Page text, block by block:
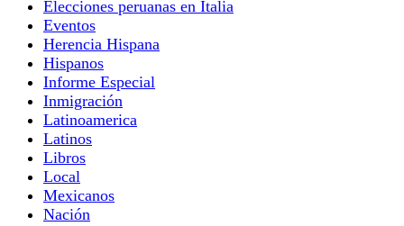
Elecciones peruanas en Italia
Eventos
Herencia Hispana
Hispanos
Informe Especial
Inmigración
Latinoamerica
Latinos
Libros
Local
Mexicanos
Nación